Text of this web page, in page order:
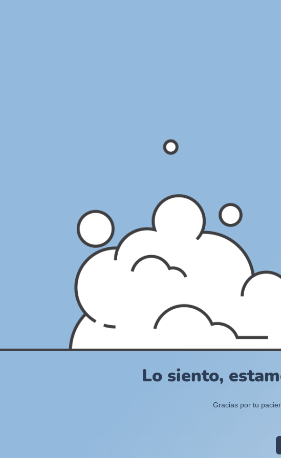
Lo siento,
Gracias por tu